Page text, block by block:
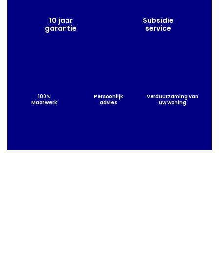
10 jaar
garantie
Subsidie
service
100%
Maatwerk
Persoonlijk
advies
Verduurzaming van
uw woning